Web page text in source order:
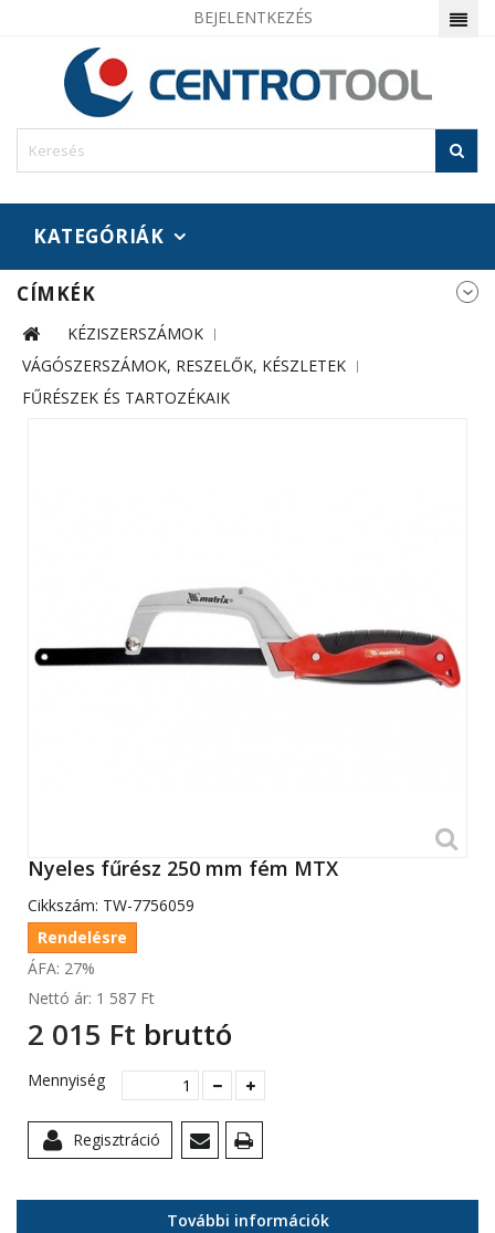
BEJELENTKEZÉS
KATEGÓRIÁK
CÍMKÉK
KÉZISZERSZÁMOK
VÁGÓSZERSZÁMOK, RESZELŐK, KÉSZLETEK
FŰRÉSZEK ÉS TARTOZÉKAIK
Nyeles fűrész 250 mm fém MTX
Cikkszám: TW-7756059
Rendelésre
ÁFA: 27%
Nettó ár: 1 587 Ft‎
2 015 Ft‎ bruttó
Mennyiség
Regisztráció
További információk